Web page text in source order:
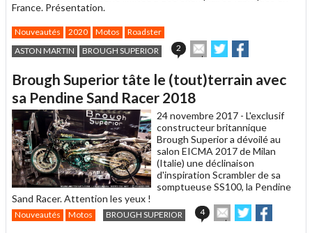
France. Présentation.
Nouveautés 2020 Motos
Roadster
ASTON MARTIN
BROUGH SUPERIOR 2
Envoyer
cet
à
un
ami
Partager
sur sur
Brough Superior tâte le (tout)terrain avec
sa Pendine Sand Racer 2018
24 novembre 2017 - L'exclusif
constructeur britannique
Brough Superior a dévoilé au
salon EICMA 2017 de Milan
(Italie) une déclinaison
d'inspiration Scrambler de sa
somptueuse SS100, la Pendine
Sand Racer. Attention les yeux !
Nouveautés Motos BROUGH SUPERIOR 4
Envoyer
cet
Partager
sur sur